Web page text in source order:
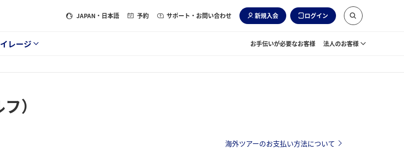
JAPAN ・日本語 予約 サポート・お問い合わせ 新規入会 ログイン
レージ お手伝いが必要なお客様 法人のお客様
）
海外ツアーのお支払い方法について